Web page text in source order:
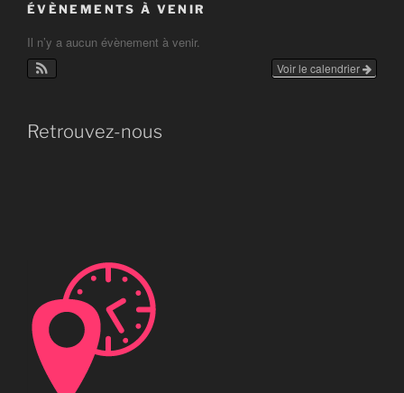
ÉVÈNEMENTS À VENIR
Il n’y a aucun évènement à venir.
Voir le calendrier
Retrouvez-nous